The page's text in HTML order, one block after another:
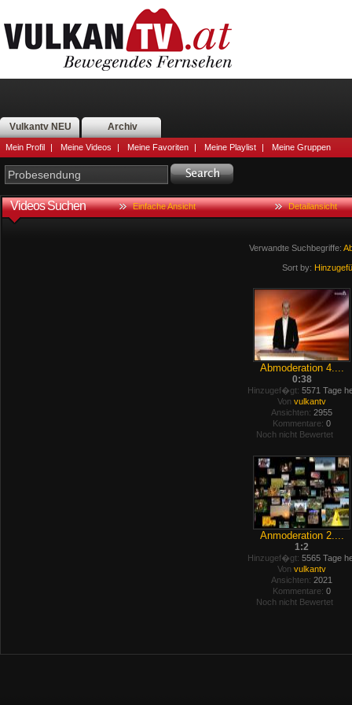
Vulkantv NEU Archiv
Mein Profil | Meine Videos | Meine Favoriten | Meine Playlist | Meine Gruppen
Videos Suchen Einfache Ansicht Detailansicht
Verwandte Suchbegriffe:
Sort by:
Abmoderation 4....
0:38
Hinzugef�gt: 5571 Tage
Von vulkantv
Ansichten: 2955
Kommentare: 0
Noch nicht Bewertet
Anmoderation 2....
1:2
Hinzugef�gt: 5565 Tage
Von vulkantv
Ansichten: 2021
Kommentare: 0
Noch nicht Bewertet